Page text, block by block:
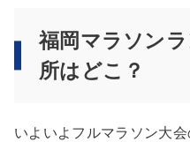
福岡マラソン
所はどこ？
いよいよフルマラソン大会